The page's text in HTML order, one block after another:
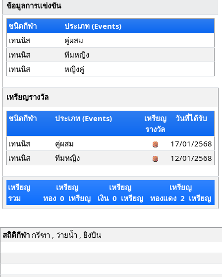
ข้อมูลการแข่งขัน
ชนิดกีฬา
ประเภท (Events)
เทนนิส
คู่ผสม
เทนนิส
ทีมหญิง
เทนนิส
หญิงคู่
เหรียญรางวัล
ชนิดกีฬา ประเภท (Events)
เหรียญ
รางวัล
วันที่ได้รับ
เทนนิส คู่ผสม
17/01/2568
เทนนิส
ทีมหญิง 12/01/2568
เหรียญ
รวม
เหรียญ
ทอง 0 เหรียญ
เหรียญ
เงิน 0 เหรียญ
เหรียญ
ทองแดง 2 เหรียญ
สถิติกีฬากรีฑา , ว่ายน้ำ , ยิงปืน